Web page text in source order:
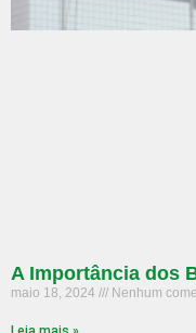
A Importância dos
maio 18, 2024 Nenhum